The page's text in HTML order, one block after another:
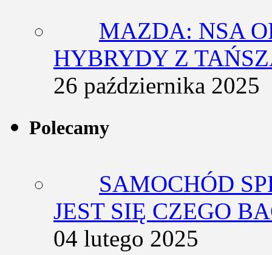
MAZDA: NSA
HYBRYDY Z
26 października 2025
Polecamy
SAMOCHÓD
JEST SIĘ CZEGO
04 lutego 2025